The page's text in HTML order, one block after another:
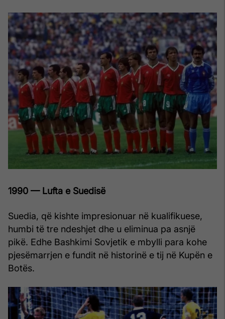
1990 — Lufta e Suedisë
Suedia, që kishte impresionuar në kualifikuese,
humbi të tre ndeshjet dhe u eliminua pa asnjë
pikë. Edhe Bashkimi Sovjetik e mbylli para kohe
pjesëmarrjen e fundit në historinë e tij në Kupën e
Botës.